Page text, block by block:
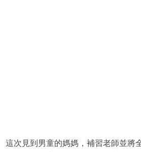
這次見到男童的媽媽，補習老師並將